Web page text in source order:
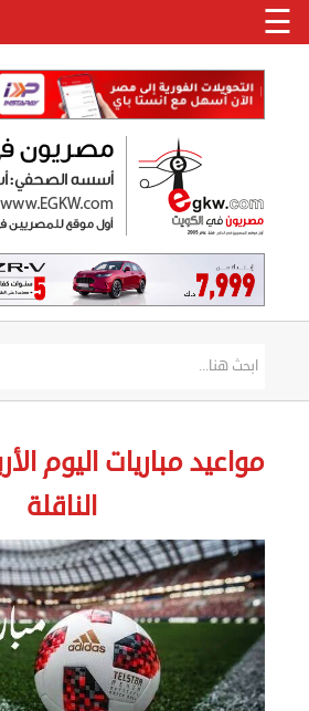
الاخبار
☰
مواعيد مباريات اليوم
الناقلة